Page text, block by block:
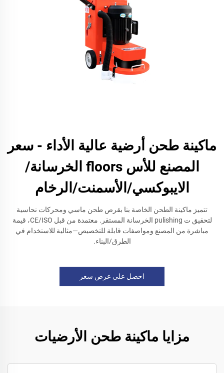
ماكينة طحن أرضية عالية الأداء - سعر
المصنع للأس floors الخرسانة/
الايبوكسي/الأسمنت/الرخام
تتميز ماكينة الطحن الخاصة بنا بقرص طحن ماسي ومحركات نحاسية
لتحقيق ت pulishing الخرسانة المستقر. معتمدة من قبل CE/ISO، قيمة
مباشرة من المصنع ومواصفات قابلة للتخصيص—مثالية للاستخدام في
الطرق/البناء.
احصل على عرض سعر
مزايا ماكينة طحن الأرضيات